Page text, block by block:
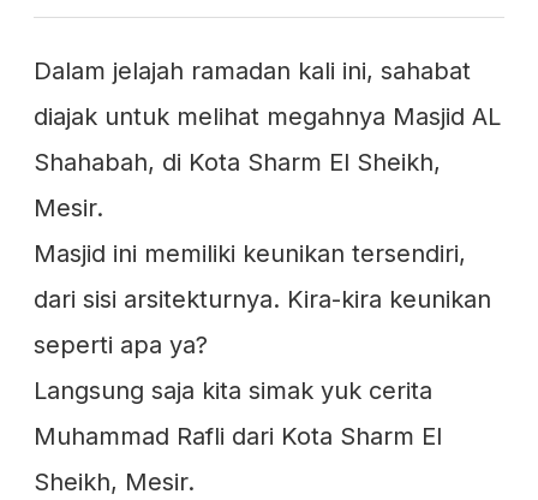
Dalam jelajah ramadan kali ini, sahabat
diajak untuk melihat megahnya Masjid AL
Shahabah, di Kota Sharm El Sheikh,
Mesir.
Masjid ini memiliki keunikan tersendiri,
dari sisi arsitekturnya. Kira-kira keunikan
seperti apa ya?
Langsung saja kita simak yuk cerita
Muhammad Rafli dari Kota Sharm El
Sheikh, Mesir.